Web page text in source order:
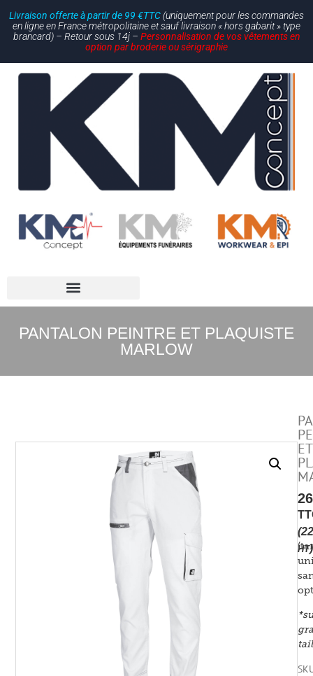
Livraison offerte à partir de 99 €TTC(uniquement pour les commandes
en ligne en France métropolitaine et sauf livraison « hors gabarit » type
brancard) – Retour sous 14j – Personnalisation de vos vêtements en
option par broderie ou sérigraphie
PANTALON PEINTRE ET PLAQUISTE
MARLOW
ET
(
HT)